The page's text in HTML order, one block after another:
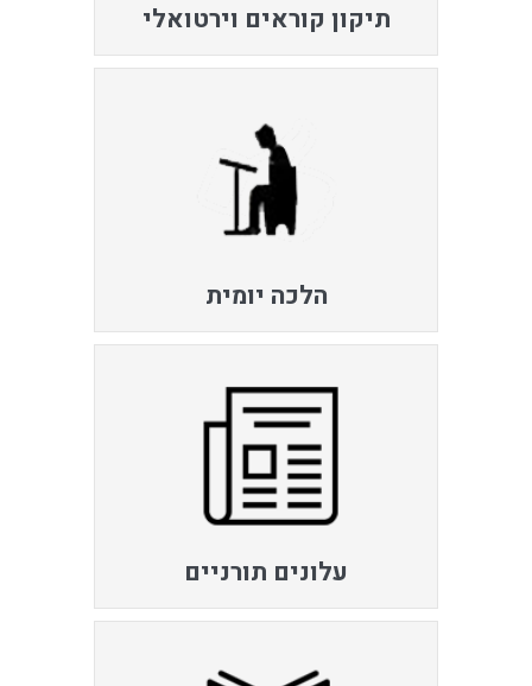
תיקון קוראים וירטואלי
הלכה יומית
עלונים תורניים